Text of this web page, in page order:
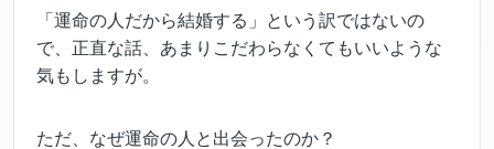
「運命の人だから結婚する」という訳ではないの
で、正直な話、あまりこだわらなくてもいいような
気もしますが。
ただ、なぜ運命の人と出会ったのか？